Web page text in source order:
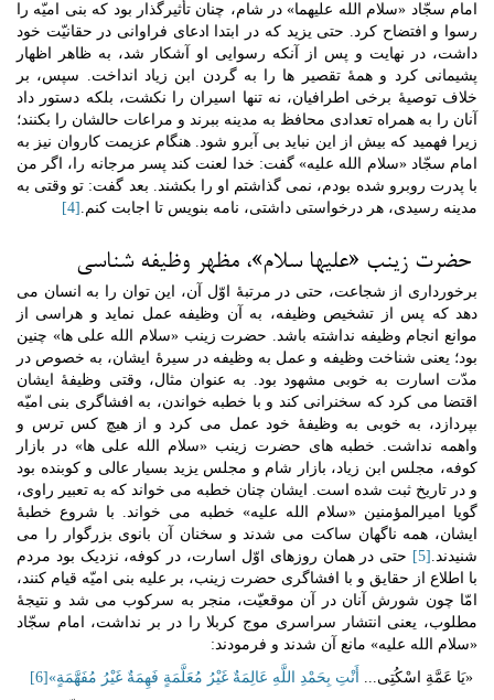
امام سجّاد «سلام الله علیهما» در شام، چنان تأثیرگذار بود که بنی امیّه را
رسوا و افتضاح کرد. حتی یزید که در ابتدا ادعای فراوانی در حقانیّت خود
داشت، در نهایت و پس از آنکه رسوایی او آشکار شد، به ظاهر اظهار
پشیمانی کرد و همۀ تقصیر ها را به گردن ابن زیاد انداخت. سپس، بر
خلاف توصیۀ برخی اطرافیان، نه تنها اسیران را نکشت، بلکه دستور داد
آنان را به همراه تعدادی محافظ به مدینه ببرند و مراعات حالشان را بکنند؛
زیرا فهمید که بیش از این نباید بی آبرو شود. هنگام عزیمت کاروان نیز به
امام سجّاد «سلام الله علیه» گفت: خدا لعنت کند پسر مرجانه را، اگر من
با پدرت روبرو شده بودم، نمی گذاشتم او را بکشند. بعد گفت: تو وقتی به
مدینه رسیدی، هر درخواستی داشتی، نامه بنویس تا اجابت کنم. [4]
حضرت زینب «علیها سلام»، مظهر وظیفه شناسی
برخورداری از شجاعت، حتی در مرتبۀ اوّل آن، این توان را به انسان می
دهد که پس از تشخیص وظیفه، به آن وظیفه عمل نماید و هراسی از
موانع انجام وظیفه نداشته باشد. حضرت زینب «سلام الله علی ها» چنین
بود؛ یعنی شناخت وظیفه و عمل به وظیفه در سیرۀ ایشان، به خصوص در
مدّت اسارت به خوبی مشهود بود. به عنوان مثال، وقتی وظیفۀ ایشان
اقتضا می کرد که سخنرانی کند و با خطبه خواندن، به افشاگری بنی امیّه
بپردازد، به خوبی به وظیفۀ خود عمل می کرد و از هیچ کس ترس و
واهمه نداشت. خطبه های حضرت زینب «سلام الله علی ها» در بازار
کوفه، مجلس ابن زیاد، بازار شام و مجلس یزید بسیار عالی و کوبنده بود
و در تاریخ ثبت شده است. ایشان چنان خطبه می خواند که به تعبیر راوی،
گویا امیرالمؤمنین «سلام الله علیه» خطبه می خواند. با شروع خطبۀ
ایشان، همه ناگهان ساکت می شدند و سخنان آن بانوی بزرگوار را می
شنیدند. [5]
حتی در همان روزهای اوّل اسارت، در کوفه، نزدیک بود مردم
با اطلاع از حقایق و با افشاگری حضرت زینب، بر علیه بنی امیّه قیام کنند،
امّا چون شورش آنان در آن موقعیّت، منجر به سرکوب می شد و نتیجۀ
مطلوب، یعنی انتشار سراسری موج کربلا را در بر نداشت، امام سجّاد
«سلام الله علیه» مانع آن شدند و فرمودند:
«یَا عَمَّةِ اسْکُتِی... أَنْتِ بِحَمْدِ اللَّهِ عَالِمَةٌ غَیْرُ مُعَلَّمَةٍ فَهِمَةٌ غَیْرُ مُفَهَّمَةٍ»[6]